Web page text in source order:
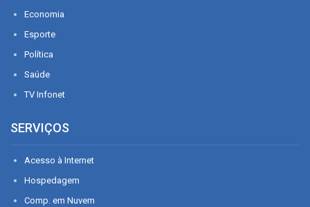
Economia
Esporte
Política
Saúde
TV Infonet
SERVIÇOS
Acesso à Internet
Hospedagem
Comp. em Nuvem